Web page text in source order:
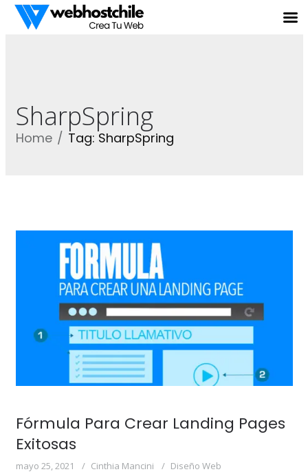
SharpSpring
Home Tag: SharpSpring
Fórmula Para Crear Landing Pages
Exitosas
mayo 25, 2021 Cinthia Mancini Diseño Web